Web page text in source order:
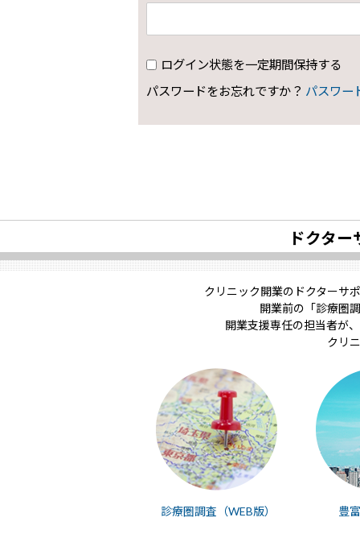
ログイン状態を一定期間保持する
パスワードをお忘れですか？ パスワー
ドクタ
クリニック開業のドクターサ
開業前の「診療圏
開業支援専任の担当者が
クリ
診療圏調査（WEB版） 豊